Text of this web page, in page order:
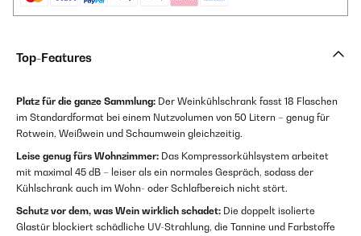
Top-Features
Platz für die ganze Sammlung: Der Weinkühlschrank fasst 18 Flaschen
im Standardformat bei einem Nutzvolumen von 50 Litern – genug für
Rotwein, Weißwein und Schaumwein gleichzeitig.
Leise genug fürs Wohnzimmer: Das Kompressorkühlsystem arbeitet
mit maximal 45 dB – leiser als ein normales Gespräch, sodass der
Kühlschrank auch im Wohn- oder Schlafbereich nicht stört.
Schutz vor dem, was Wein wirklich schadet: Die doppelt isolierte
Glastür blockiert schädliche UV-Strahlung, die Tannine und Farbstoffe